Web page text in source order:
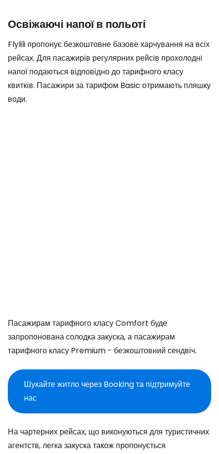
Освіжаючі напої в польоті
Flylili пропонує безкоштовне базове харчування на всіх
рейсах. Для пасажирів регулярних рейсів прохолодні
напої подаються відповідно до тарифного класу
квитків. Пасажири за тарифом Basic отримають пляшку
води.
Пасажирам тарифного класуComfort буде
запропонована солодка закуска, а пасажирам
тарифного класу Premium - безкоштовний сендвіч.
Шукайте житло через Booking та підтримуйте
нас
На чартерних рейсах, що виконуються для туристичних
агентств, легка закуска також пропонується